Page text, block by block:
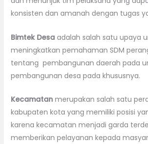
konsisten dan amanah dengan tugas
Bimtek Desaadalah salah satu upaya
meningkatkan pemahaman SDM
tentang pembangunan daerah pada
pembangunan desa pada khususnya.
Kecamatanmerupakan salah satu
kabupaten kota yang memiliki posisi
karena kecamatan menjadi garda
memberikan pelayanan kepada